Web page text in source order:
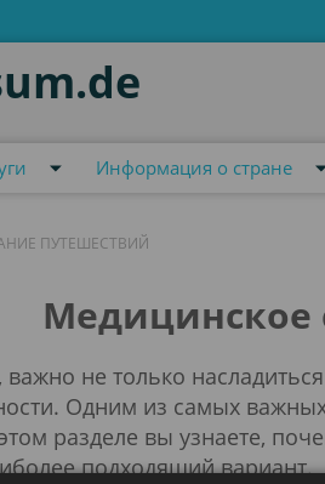
Информация о стране
ПУТЕШЕСТВИЙ
Медицинское
не только
Одним из самых
разделе вы узнаете,
подходящий вариант.